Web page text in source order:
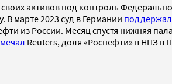
активов под контроль
В марте 2023 суд в Германии поддержал
из России. Месяц спустя нижняя
Reuters, доля «Роснефти» в НПЗ в